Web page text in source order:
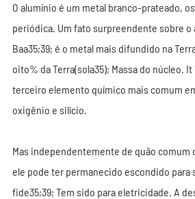
O alumínio é um metal branco-prateado,
periódica. Um fato surpreendente sobre o
Baa35;39; é o metal mais difundido na
oito% da Terra(sola35); Massa do núcleo.
terceiro elemento químico mais comum
oxigênio e silício.
Mas independentemente de quão comum
ele pode ter permanecido escondido para
fide35;39; Tem sido para eletricidade. A